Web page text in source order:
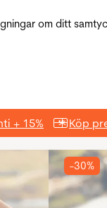
om ditt
+ 15% Köp
-30%